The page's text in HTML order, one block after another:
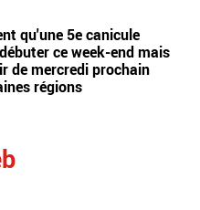
qu'une 5e canicule
ce week-end mais
de mercredi prochain
régions